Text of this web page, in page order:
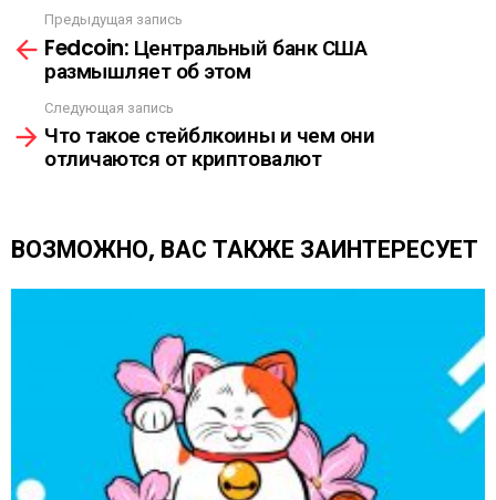
Ы
Л
К
А
м
е
щ
Предыдущая запись
Fedcoin: Центральный банк США
размышляет об этом
Следующая запись
Что такое стейблкоины и чем они
отличаются от криптовалют
ВОЗМОЖНО, ВАС ТАКЖЕ ЗАИНТЕРЕСУЕТ